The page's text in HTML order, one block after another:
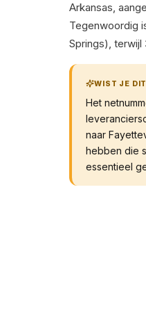
Arkansas,
Tegenwoordig
Springs),
WIST JE
Het
naar
hebben die
essentieel